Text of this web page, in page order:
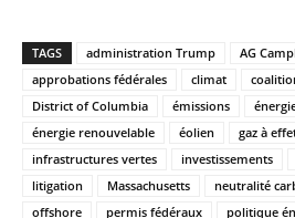
TAGS administration Trump
AG
approbations fédérales
climat
District of Columbia
émissions
énergie renouvelable
éolien
gaz à
infrastructures vertes
investissements
litigation
Massachusetts neutralité
offshore
permis fédéraux
politique